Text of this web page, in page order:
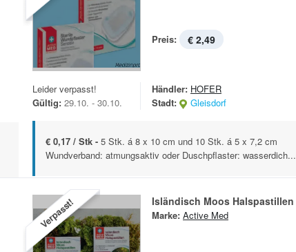
Preis: € 2,49
Leider verpasst!
Gültig: 29.10. - 30.10.
Händler: HOFER
Stadt:
Gleisdorf
€ 0,17 / Stk - 5 Stk. á 8 x 10 cm und 10 Stk. á 5 x 7,2 cm
Wundverband: atmungsaktiv oder Duschpflaster: wasserdich...
Verpasst! Isländisch Moos Halspastillen
Marke: Active Med